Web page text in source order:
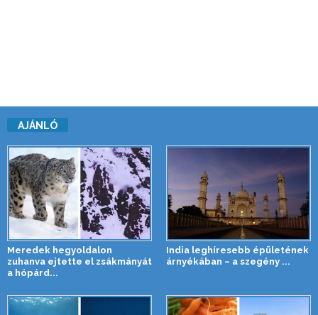
AJÁNLÓ
Meredek hegyoldalon
zuhanva ejtette el zsákmányát
a hópárd...
India leghíresebb épületének
árnyékában – a szegény ...